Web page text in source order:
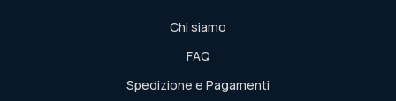
Chi siamo
FAQ
Spedizione e Pagamenti